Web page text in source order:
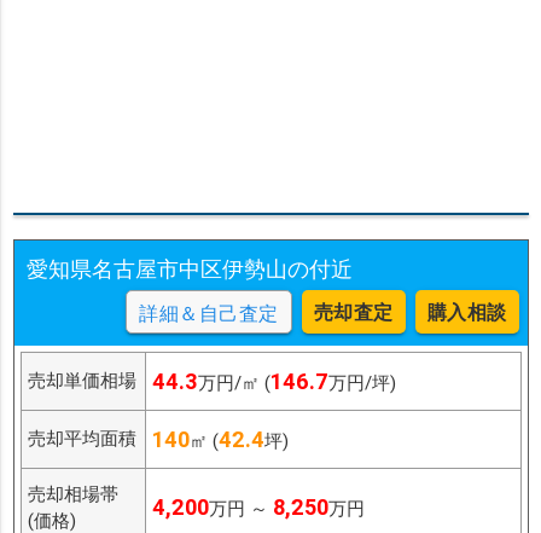
愛知県名古屋市中区伊勢山の付近
詳細＆自己査定 売却査定 購入相談
売却単価相場 44.3万円/㎡ (146.7万円/坪)
売却平均面積 140㎡ (42.4坪)
売却相場帯
(価格)
4,200万円 ～ 8,250万円